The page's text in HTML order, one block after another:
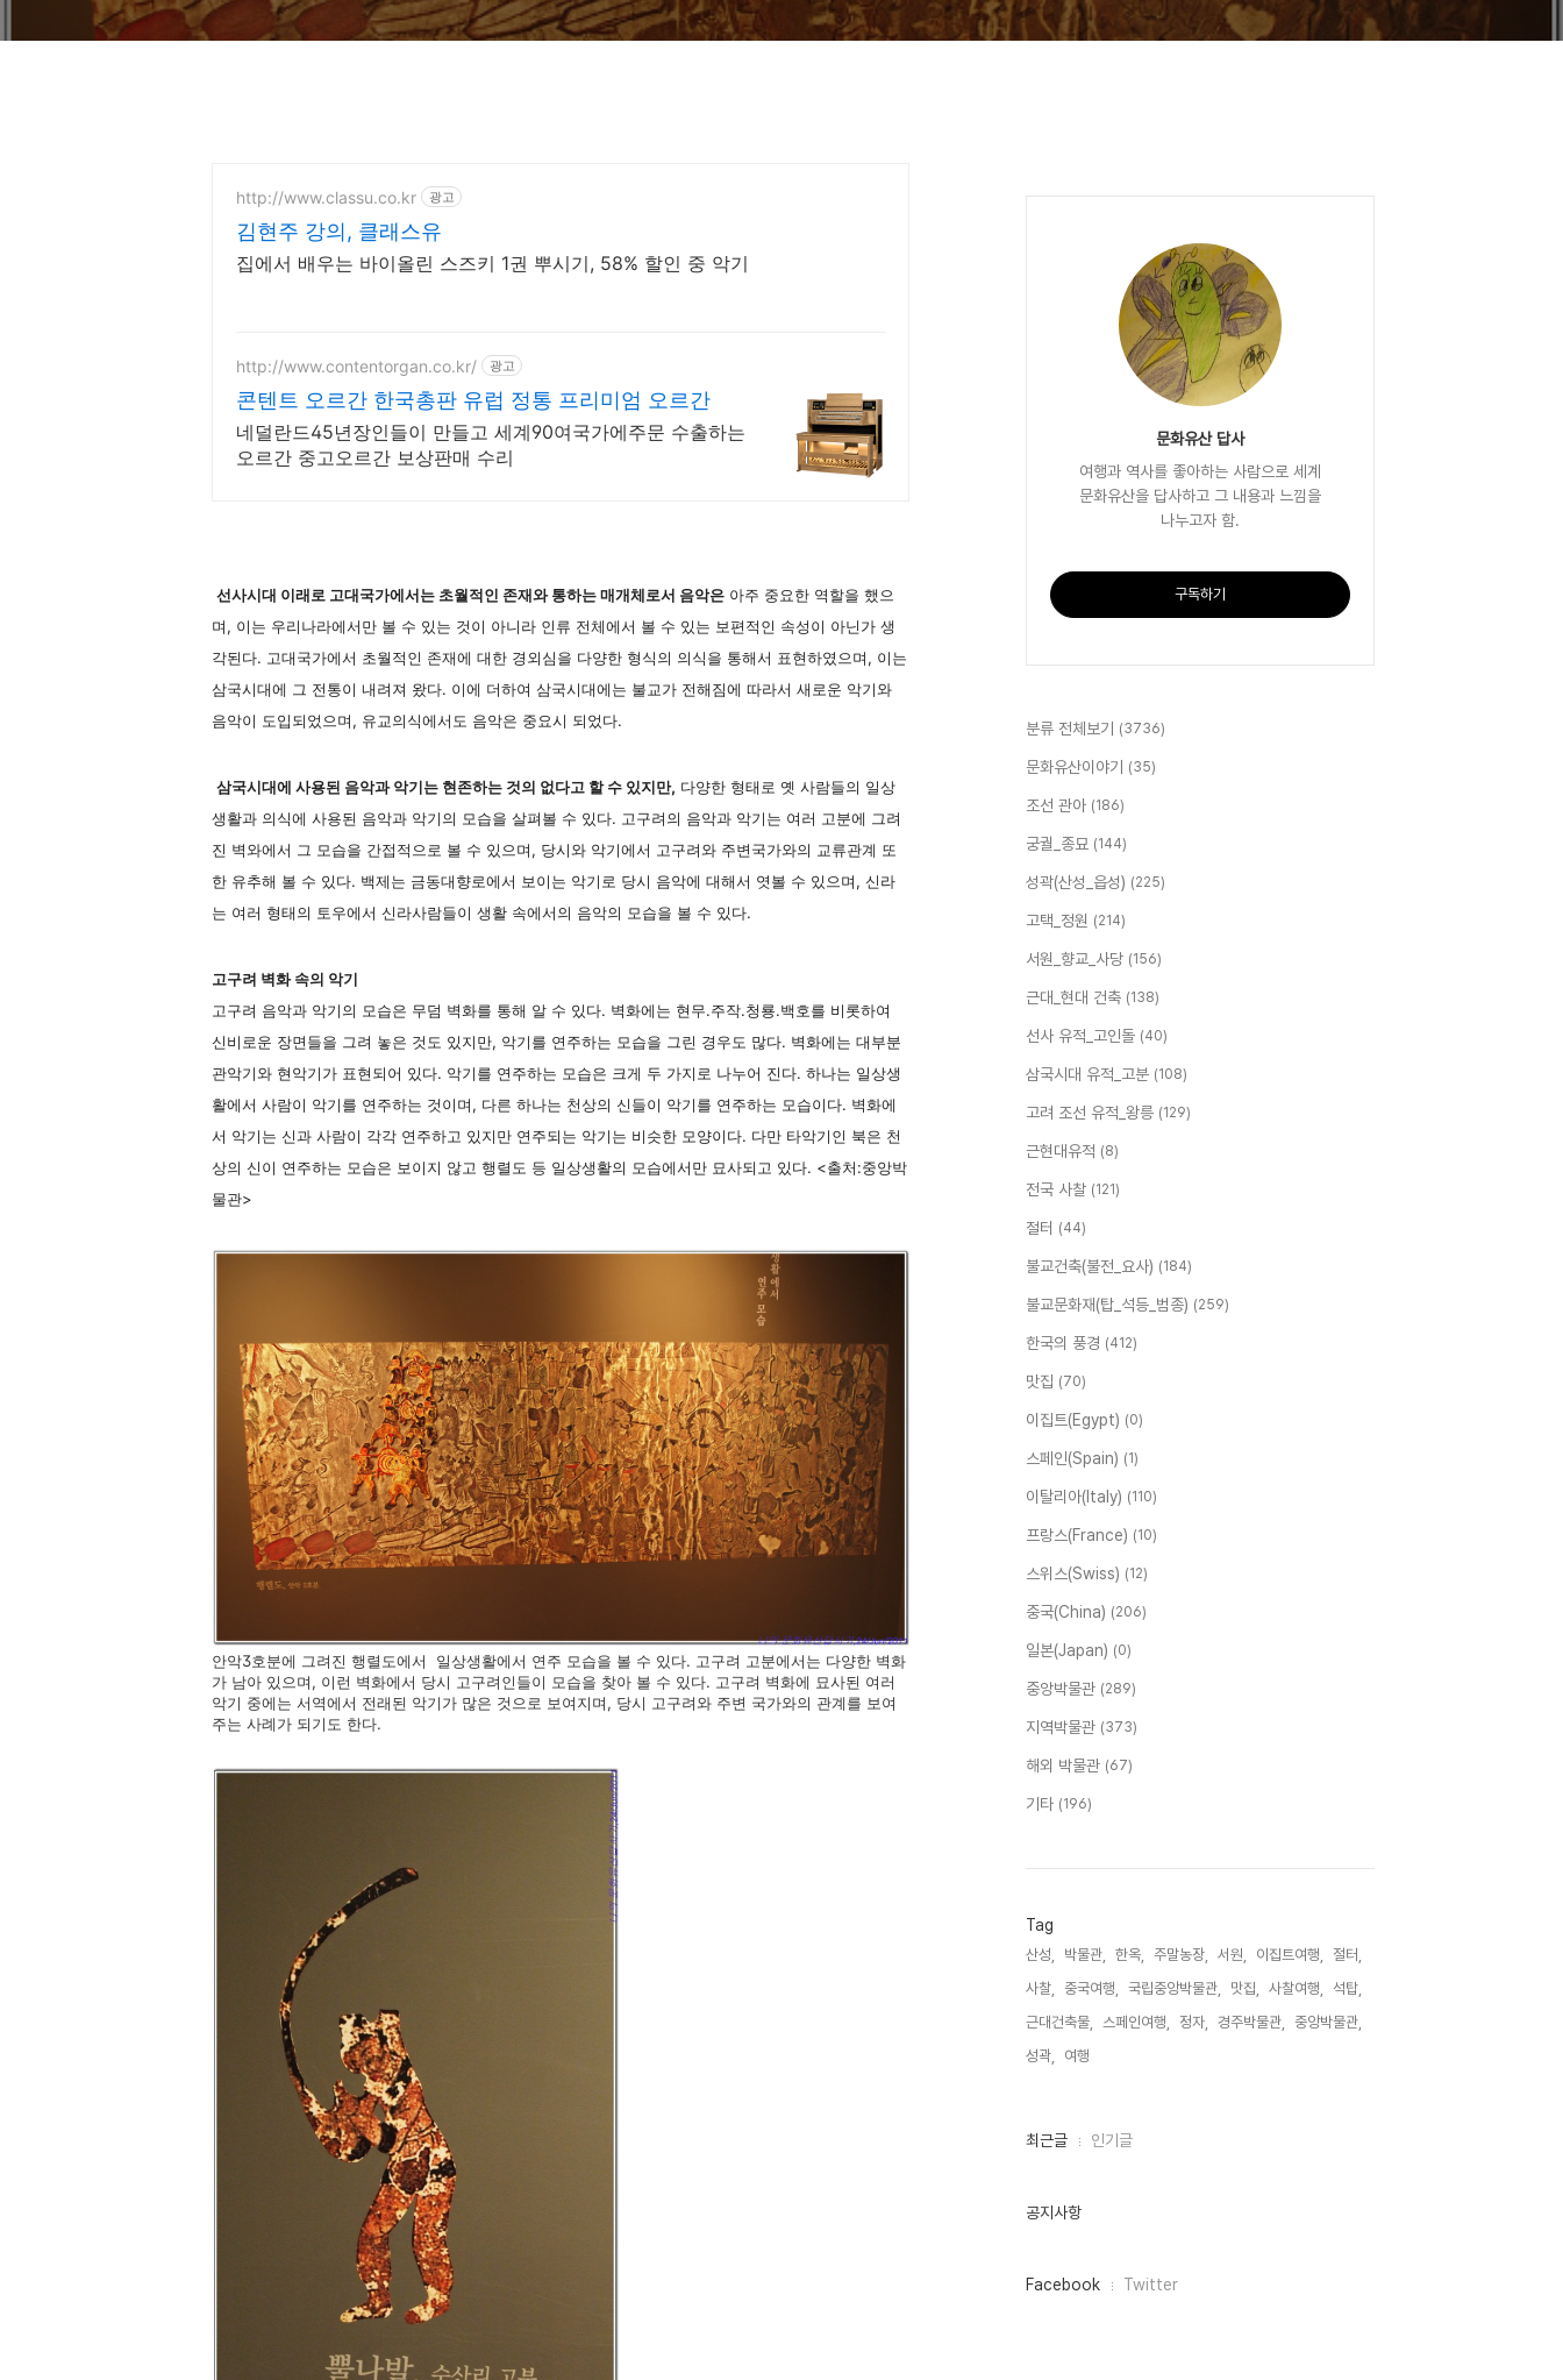
http://www.classu.co.kr 광고
김현주 강의, 클래스유
집에서 배우는 바이올린 스즈키 1권 뿌시기, 58% 할인 중 악기
http://www.contentorgan.co.kr/ 광고
콘텐트 오르간 한국총판 유럽 정통 프리미엄 오르간
네덜란드45년장인들이 만들고 세계90여국가에주문 수출하는
오르간 중고오르간 보상판매 수리
선사시대 이래로 고대국가에서는 초월적인 존재와 통하는 매개체로서 음악은 아주 중요한 역할을 했으
며, 이는 우리나라에서만 볼 수 있는 것이 아니라 인류 전체에서 볼 수 있는 보편적인 속성이 아닌가 생
각된다. 고대국가에서 초월적인 존재에 대한 경외심을 다양한 형식의 의식을 통해서 표현하였으며, 이는
삼국시대에 그 전통이 내려져 왔다. 이에 더하여 삼국시대에는 불교가 전해짐에 따라서 새로운 악기와
음악이 도입되었으며, 유교의식에서도 음악은 중요시 되었다.
삼국시대에 사용된 음악과 악기는 현존하는 것의 없다고 할 수 있지만, 다양한 형태로 옛 사람들의 일상
생활과 의식에 사용된 음악과 악기의 모습을 살펴볼 수 있다. 고구려의 음악과 악기는 여러 고분에 그려
진 벽와에서 그 모습을 간접적으로 볼 수 있으며, 당시와 악기에서 고구려와 주변국가와의 교류관계 또
한 유추해 볼 수 있다. 백제는 금동대향로에서 보이는 악기로 당시 음악에 대해서 엿볼 수 있으며, 신라
는 여러 형태의 토우에서 신라사람들이 생활 속에서의 음악의 모습을 볼 수 있다.
고구려 벽화 속의 악기
고구려 음악과 악기의 모습은 무덤 벽화를 통해 알 수 있다. 벽화에는 현무.주작.청룡.백호를 비롯하여
신비로운 장면들을 그려 놓은 것도 있지만, 악기를 연주하는 모습을 그린 경우도 많다. 벽화에는 대부분
관악기와 현악기가 표현되어 있다. 악기를 연주하는 모습은 크게 두 가지로 나누어 진다. 하나는 일상생
활에서 사람이 악기를 연주하는 것이며, 다른 하나는 천상의 신들이 악기를 연주하는 모습이다. 벽화에
서 악기는 신과 사람이 각각 연주하고 있지만 연주되는 악기는 비슷한 모양이다. 다만 타악기인 북은 천
상의 신이 연주하는 모습은 보이지 않고 행렬도 등 일상생활의 모습에서만 묘사되고 있다. <출처:중앙박
물관>
안악3호분에 그려진 행렬도에서 일상생활에서 연주 모습을 볼 수 있다. 고구려 고분에서는 다양한 벽화
가 남아 있으며, 이런 벽화에서 당시 고구려인들이 모습을 찾아 볼 수 있다. 고구려 벽화에 묘사된 여러
악기 중에는 서역에서 전래된 악기가 많은 것으로 보여지며, 당시 고구려와 주변 국가와의 관계를 보여
주는 사례가 되기도 한다.
문화유산 답사
여행과 역사를 좋아하는 사람으로 세계
문화유산을 답사하고 그 내용과 느낌을
나누고자 함.
구독하기
분류 전체보기 (3736)
문화유산이야기 (35)
조선 관아 (186)
궁궐_종묘 (144)
성곽(산성_읍성) (225)
고택_정원 (214)
서원_향교_사당 (156)
근대_현대 건축 (138)
선사 유적_고인돌 (40)
삼국시대 유적_고분 (108)
고려 조선 유적_왕릉 (129)
근현대유적 (8)
전국 사찰 (121)
절터 (44)
불교건축(불전_요사) (184)
불교문화재(탑_석등_범종) (259)
한국의 풍경 (412)
맛집 (70)
이집트(Egypt) (0)
스페인(Spain) (1)
이탈리아(Italy) (110)
프랑스(France) (10)
스위스(Swiss) (12)
중국(China) (206)
일본(Japan) (0)
중앙박물관 (289)
지역박물관 (373)
해외 박물관 (67)
기타 (196)
Tag
산성, 박물관, 한옥, 주말농장, 서원, 이집트여행,
절터,
사찰,
중국여행, 국립중앙박물관, 맛집, 사찰여행,
석탑,
근대건축물,
스페인여행, 정자, 경주박물관,
중앙박물관,
성곽,
여행,
최
인
최근글 인기글
공지사항
페
Facebook Twitter